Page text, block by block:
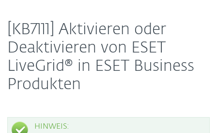
[KB7111] Aktivieren oder
Deaktivieren von ESET
LiveGrid® in ESET Business
Produkten
HINWEIS: